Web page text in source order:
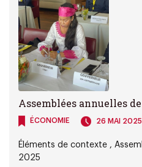
Assemblées annuelles
ÉCONOMIE 26 MAI 2025
Éléments de contexte ,
2025